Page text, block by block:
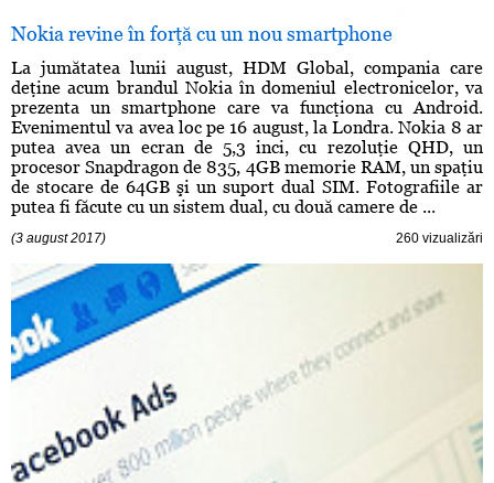
Nokia revine în forţă cu un nou smartphone
La jumătatea lunii august, HDM Global, compania care
deţine acum brandul Nokia în domeniul electronicelor, va
prezenta un smartphone care va funcţiona cu Android.
Evenimentul va avea loc pe 16 august, la Londra. Nokia 8 ar
putea avea un ecran de 5,3 inci, cu rezoluţie QHD, un
procesor Snapdragon de 835, 4GB memorie RAM, un spaţiu
de stocare de 64GB şi un suport dual SIM. Fotografiile ar
putea fi făcute cu un sistem dual, cu două camere de ...
(3 august 2017) 260 vizualizări